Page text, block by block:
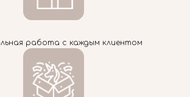
работа с каждым клиентом